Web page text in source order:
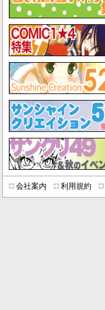
会社案内 利用規約